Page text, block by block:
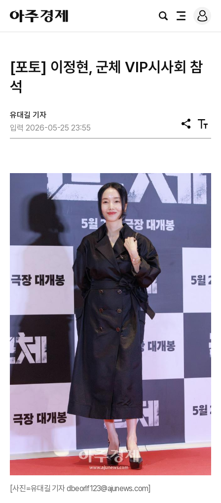
아
주
경
검
전
로
그
[포토] 이정현, 군체 VIP시사회 참
석
유대길 기자
입력 2026-05-25 23:55
공
유
텍
스
[사진=유대길 기자 dbeorlf123@ajunews.com]